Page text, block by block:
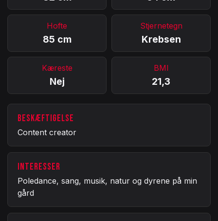
Hofte
85 cm
Stjernetegn
Krebsen
Kæreste
Nej
BMI
21,3
BESKÆFTIGELSE
Content creator
INTERESSER
Poledance, sang, musik, natur og dyrene på min
gård